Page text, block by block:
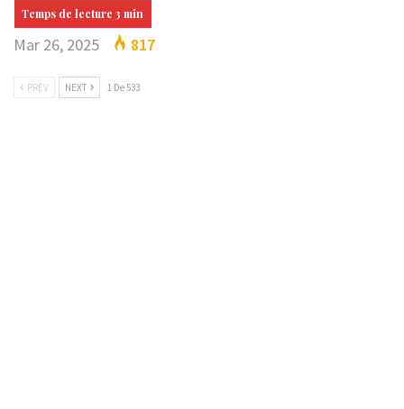
Mar 26, 2025 817
PREV NEXT 1 De 533